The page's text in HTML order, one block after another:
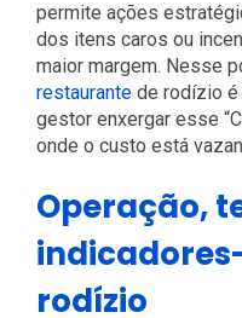
permite ações
dos itens caros ou
maior margem. Nesse
restaurantede rodízio é
gestor enxergar esse
onde o custo está
Operação,
rodízio